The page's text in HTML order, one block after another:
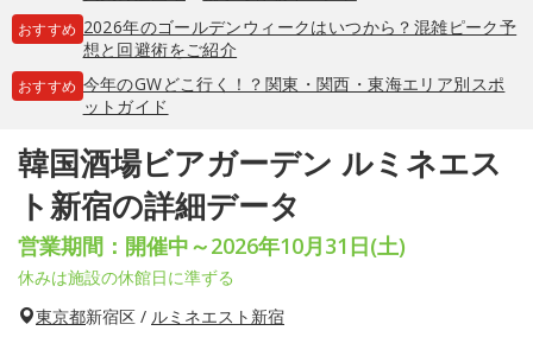
おすすめ 2026年のゴールデンウィークはいつから？混雑ピーク予
想と回避術をご紹介
おすすめ 今年のGWどこ行く！？関東・関西・東海エリア別スポ
ットガイド
韓国酒場ビアガーデン ルミネエス
ト新宿の詳細データ
営業期間：開催中～2026年10月31日(土)
休みは施設の休館日に準ずる
東京都新宿区 / ルミネエスト新宿